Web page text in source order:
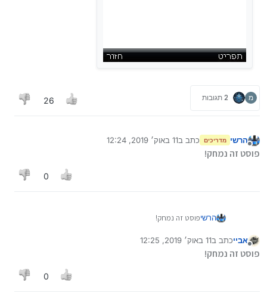
מ 2 תגובות 26
הרשי מדריכים כתב ב11 באוק׳ 2019, 12:24
נערך לאחרונה על ידי
פוסט זה נמחק!
0
הרשיפוסט זה נמחק!
אבייכתב ב11 באוק׳ 2019, 12:25
נערך לאחרונה על ידי
פוסט זה נמחק!
0